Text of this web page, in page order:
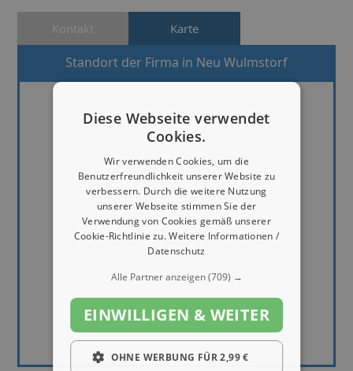
Kontakt Karte
Standort der Firma in Neu Wulmstorf
Diese Webseite verwendet
Cookies.
Wir verwenden Cookies, um die
Benutzerfreundlichkeit unserer Website zu
verbessern. Durch die weitere Nutzung
unserer Webseite stimmen Sie der
Verwendung von Cookies gemäß unserer
Cookie-Richtlinie zu.Weitere Informationen /
Datenschutz
Alle Partner anzeigen(709) →
EINWILLIGEN & WEITER
OHNE WERBUNG FÜR 2,99 €